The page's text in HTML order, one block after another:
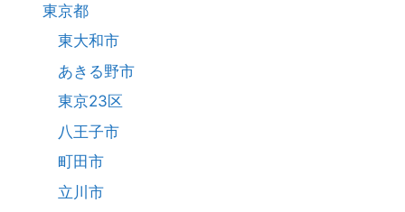
東京都
東大和市
あきる野市
東京23区
八王子市
町田市
立川市